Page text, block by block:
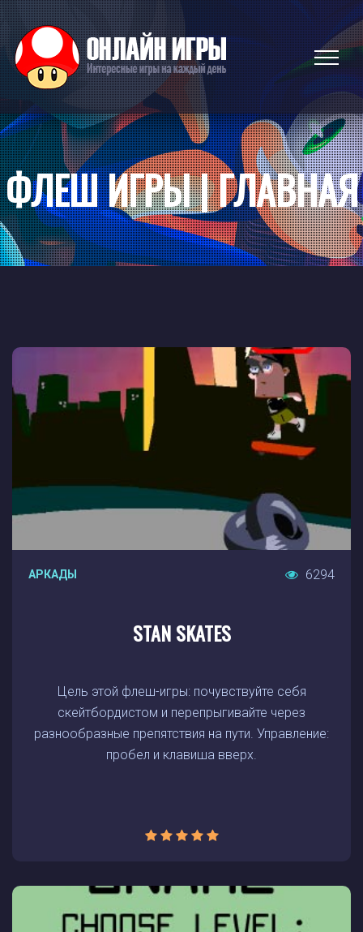
ФЛЕШ ИГРЫ | ГЛАВНАЯ
АРКАДЫ 6294
STAN SKATES
Цель этой флеш-игры: почувствуйте себя
скейтбордистом и перепрыгивайте через
разнообразные препятствия на пути. Управление:
пробел и клавиша вверх.